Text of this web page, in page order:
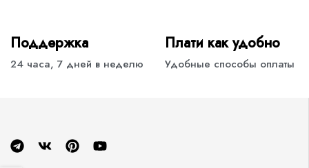
Поддержка
24 часа, 7 дней в неделю
Плати как удобно
Удобные способы оплаты